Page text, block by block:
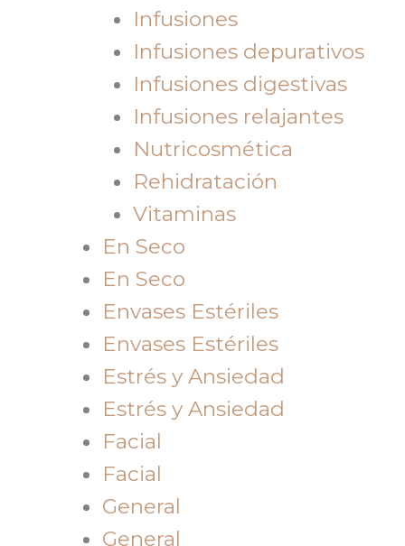
Infusiones
Infusiones depurativos
Infusiones digestivas
Infusiones relajantes
Nutricosmética
Rehidratación
Vitaminas
En Seco
En Seco
Envases Estériles
Envases Estériles
Estrés y Ansiedad
Estrés y Ansiedad
Facial
Facial
General
General